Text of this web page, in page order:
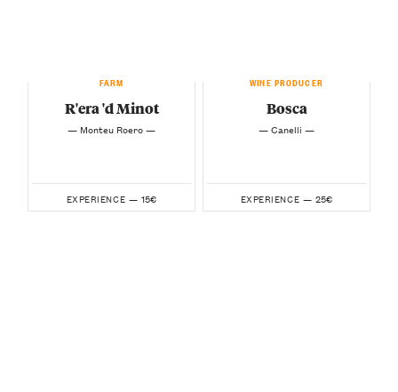
FARM
R'era 'd Minot
— Monteu Roero —
EXPERIENCE — 15€
WINE PRODUCER
Bosca
— Canelli —
EXPERIENCE — 25€